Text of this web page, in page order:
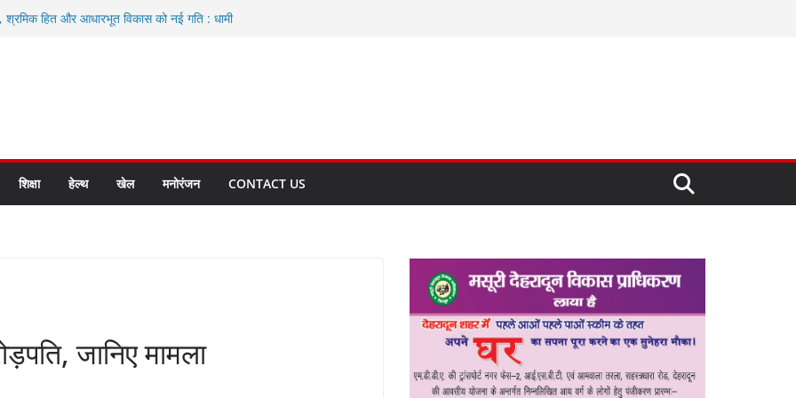
श्रमिक हित और आधारभूत विकास को नई गति : धामी
रहें अधिकारी: सीईओ
योजनाओं के लिए 80 करोड़ रुपए
वर्षा की संभावना, अलर्ट!
शिक्षा हेल्थ खेल मनोरंजन CONTACT US
जानिए मामला